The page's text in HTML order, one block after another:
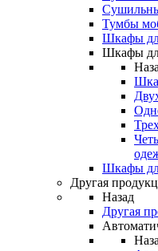
Тумбы
Шкафы
Шкафы
Шкафы
Другая
Назад
Другая